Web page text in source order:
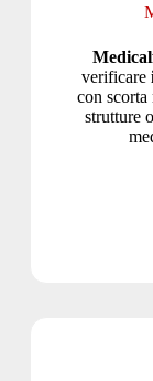
verificare
con scorta
strutture